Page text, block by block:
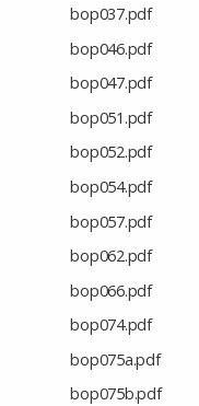
bop037.pdf
bop046.pdf
bop047.pdf
bop051.pdf
bop052.pdf
bop054.pdf
bop057.pdf
bop062.pdf
bop066.pdf
bop074.pdf
bop075a.pdf
bop075b.pdf